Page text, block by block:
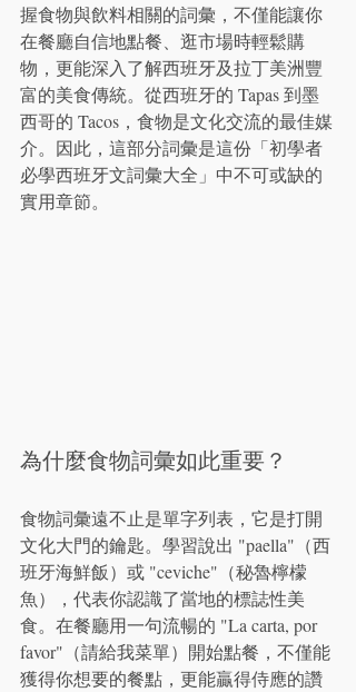
握食物與飲料相關的詞彙，不僅能讓你
在餐廳自信地點餐、逛市場時輕鬆購
物，更能深入了解西班牙及拉丁美洲豐
富的美食傳統。從西班牙的 Tapas 到墨
西哥的 Tacos，食物是文化交流的最佳媒
介。因此，這部分詞彙是這份「初學者
必學西班牙文詞彙大全」中不可或缺的
實用章節。
為什麼食物詞彙如此重要？
食物詞彙遠不止是單字列表，它是打開
文化大門的鑰匙。學習說出 "paella"（西
班牙海鮮飯）或 "ceviche"（秘魯檸檬
魚），代表你認識了當地的標誌性美
食。在餐廳用一句流暢的 "La carta, por
favor"（請給我菜單）開始點餐，不僅能
獲得你想要的餐點，更能贏得侍應的讚